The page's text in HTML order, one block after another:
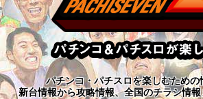
パチンコ・パチスロを楽しむため
新台情報から攻略情報、全国のチラシ情